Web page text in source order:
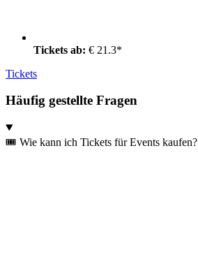
Tickets ab: € 21.3*
Tickets
Häufig gestellte Fragen
🎟️ Wie kann ich Tickets für Events kaufen?